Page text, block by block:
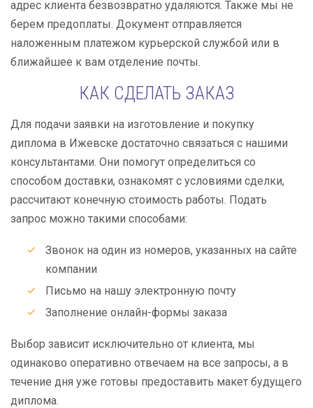
адрес клиента безвозвратно удаляются. Также мы не
берем предоплаты. Документ отправляется
наложенным платежом курьерской службой или в
ближайшее к вам отделение почты.
КАК СДЕЛАТЬ ЗАКАЗ
Для подачи заявки на изготовление и покупку
диплома в Ижевске достаточно связаться с нашими
консультантами. Они помогут определиться со
способом доставки, ознакомят с условиями сделки,
рассчитают конечную стоимость работы. Подать
запрос можно такими способами:
Звонок на один из номеров, указанных на сайте
компании
Письмо на нашу электронную почту
Заполнение онлайн-формы заказа
Выбор зависит исключительно от клиента, мы
одинаково оперативно отвечаем на все запросы, а в
течение дня уже готовы предоставить макет будущего
диплома.